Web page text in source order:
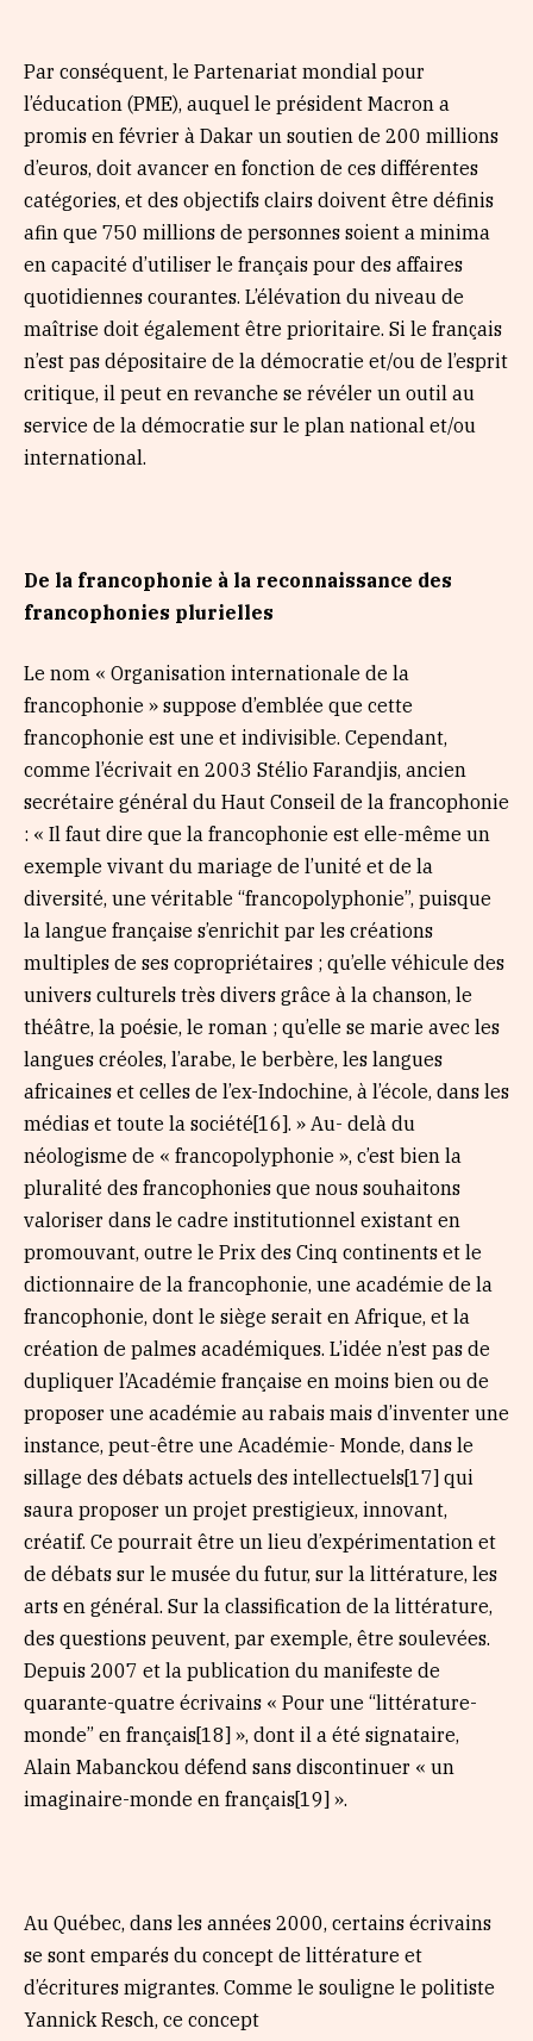
Par conséquent, le Partenariat mondial pour
l’éducation (PME), auquel le président Macron a
promis en février à Dakar un soutien de 200 millions
d’euros, doit avancer en fonction de ces différentes
catégories, et des objectifs clairs doivent être définis
afin que 750 millions de personnes soient a minima
en capacité d’utiliser le français pour des affaires
quotidiennes courantes. L’élévation du niveau de
maîtrise doit également être prioritaire. Si le français
n’est pas dépositaire de la démocratie et/ou de l’esprit
critique, il peut en revanche se révéler un outil au
service de la démocratie sur le plan national et/ou
international.
De la francophonie à la reconnaissance des
francophonies plurielles
Le nom « Organisation internationale de la
francophonie » suppose d’emblée que cette
francophonie est une et indivisible. Cependant,
comme l’écrivait en 2003 Stélio Farandjis, ancien
secrétaire général du Haut Conseil de la francophonie
: « Il faut dire que la francophonie est elle-même un
exemple vivant du mariage de l’unité et de la
diversité, une véritable “francopolyphonie”, puisque
la langue française s’enrichit par les créations
multiples de ses copropriétaires ; qu’elle véhicule des
univers culturels très divers grâce à la chanson, le
théâtre, la poésie, le roman ; qu’elle se marie avec les
langues créoles, l’arabe, le berbère, les langues
africaines et celles de l’ex-Indochine, à l’école, dans les
médias et toute la société[16]. » Au- delà du
néologisme de « francopolyphonie », c’est bien la
pluralité des francophonies que nous souhaitons
valoriser dans le cadre institutionnel existant en
promouvant, outre le Prix des Cinq continents et le
dictionnaire de la francophonie, une académie de la
francophonie, dont le siège serait en Afrique, et la
création de palmes académiques. L’idée n’est pas de
dupliquer l’Académie française en moins bien ou de
proposer une académie au rabais mais d’inventer une
instance, peut-être une Académie- Monde, dans le
sillage des débats actuels des intellectuels[17] qui
saura proposer un projet prestigieux, innovant,
créatif. Ce pourrait être un lieu d’expérimentation et
de débats sur le musée du futur, sur la littérature, les
arts en général. Sur la classification de la littérature,
des questions peuvent, par exemple, être soulevées.
Depuis 2007 et la publication du manifeste de
quarante-quatre écrivains « Pour une “littérature-
monde” en français[18] », dont il a été signataire,
Alain Mabanckou défend sans discontinuer « un
imaginaire-monde en français[19] ».
Au Québec, dans les années 2000, certains écrivains
se sont emparés du concept de littérature et
d’écritures migrantes. Comme le souligne le politiste
Yannick Resch, ce concept